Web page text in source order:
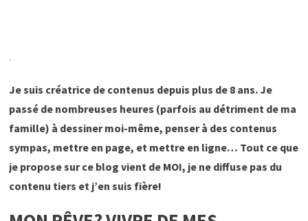
Je suis créatrice de contenus depuis plus de 8 ans. Je
passé de nombreuses heures (parfois au détriment de ma
famille) à dessiner moi-même, penser à des contenus
sympas, mettre en page, et mettre en ligne… Tout ce que
je propose sur ce blog vient de MOI, je ne diffuse pas du
contenu tiers et j’en suis fière!